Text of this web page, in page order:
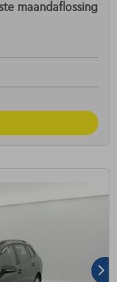
maandaflossing